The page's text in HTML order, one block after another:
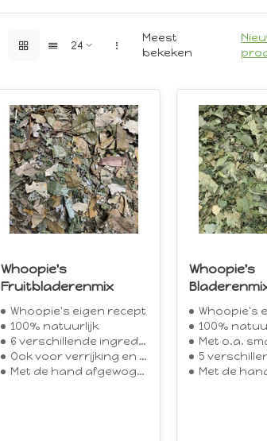
Meest
bekeken
Whoopie's
Fruitbladerenmix
Whoopie's eigen recept
100% natuurlijk
6 verschillende ingrediënten
Ook voor verrijking en foerageren
Met de hand afgewogen
Whoopie's
Whoopie's
100%
Met o.a.
5
Met de